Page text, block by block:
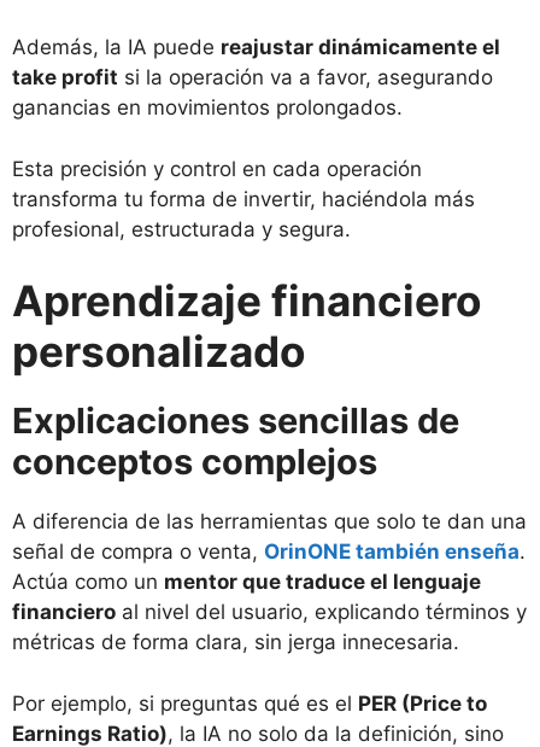
Además, la IA puede reajustar dinámicamente el
take profit si la operación va a favor, asegurando
ganancias en movimientos prolongados.
Esta precisión y control en cada operación
transforma tu forma de invertir, haciéndola más
profesional, estructurada y segura.
Aprendizaje financiero
personalizado
Explicaciones sencillas de
conceptos complejos
A diferencia de las herramientas que solo te dan una
señal de compra o venta, OrinONE también enseña.
Actúa como un mentor que traduce el lenguaje
financiero al nivel del usuario, explicando términos y
métricas de forma clara, sin jerga innecesaria.
Por ejemplo, si preguntas qué es el PER (Price to
Earnings Ratio), la IA no solo da la definición, sino